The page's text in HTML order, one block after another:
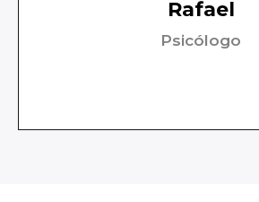
Rafael
Psicólogo